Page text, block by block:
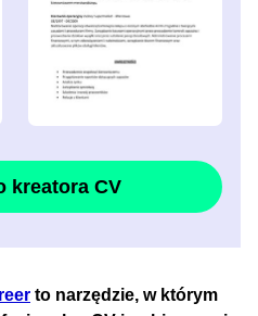
kreatora CV
to narzędzie, w którym